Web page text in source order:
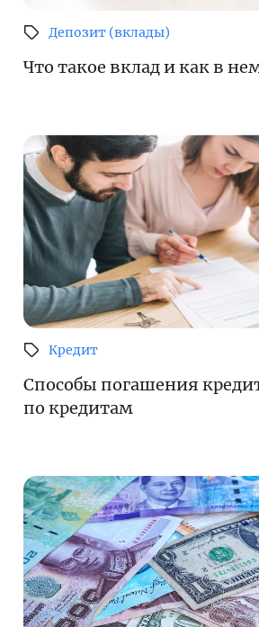
Депозит (вклады)
Что такое вклад и как в
Кредит
Способы погашения
по кредитам